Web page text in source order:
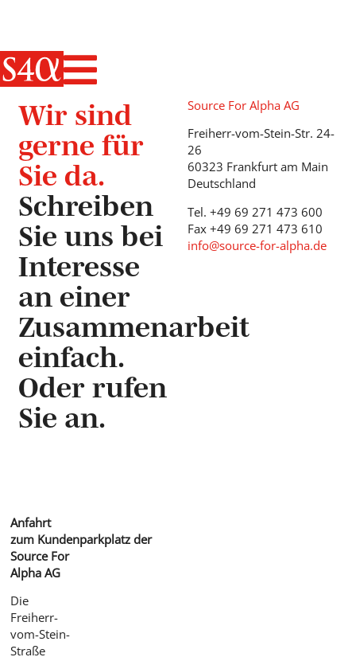
Haupt-
Wir sind
gerne für
Sie da.
Schreiben
Sie uns bei
Interesse
an einer
Zusammenarbeit
einfach.
Oder rufen
Sie an.
Source For Alpha AG
Freiherr-vom-Stein-Str. 24-
26
60323 Frankfurt am Main
Deutschland
Tel. +49 69 271 473 600
Fax +49 69 271 473 610
info@source-for-alpha.de
Anfahrt
zum Kundenparkplatz der
Source For
Alpha AG
Die
Freiherr-
vom-Stein-
Straße